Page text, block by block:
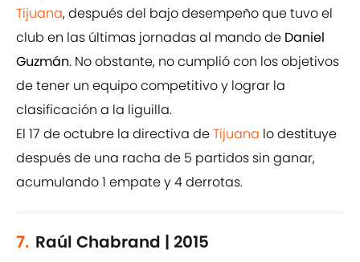
Tijuana, después del bajo desempeño que tuvo el
club en las últimas jornadas al mando de Daniel
Guzmán. No obstante, no cumplió con los objetivos
de tener un equipo competitivo y lograr la
clasificación a la liguilla.
El 17 de octubre la directiva deTijuana lo destituye
después de una racha de 5 partidos sin ganar,
acumulando 1 empate y 4 derrotas.
7. Raúl Chabrand | 2015